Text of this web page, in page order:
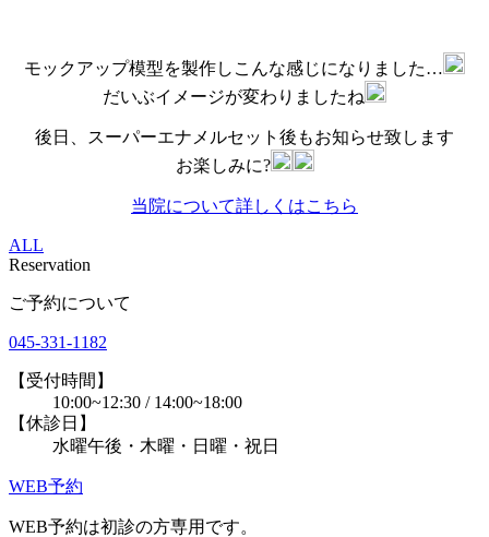
モックアップ模型を製作しこんな感じになりました…
だいぶイメージが変わりましたね
後日、スーパーエナメルセット後もお知らせ致します
お楽しみに?
当院について詳しくはこちら
ALL
Reservation
ご予約について
045-331-1182
【受付時間】
10:00~12:30 / 14:00~18:00
【休診日】
水曜午後・木曜・日曜・祝日
WEB予約
WEB予約は初診の方専用です。